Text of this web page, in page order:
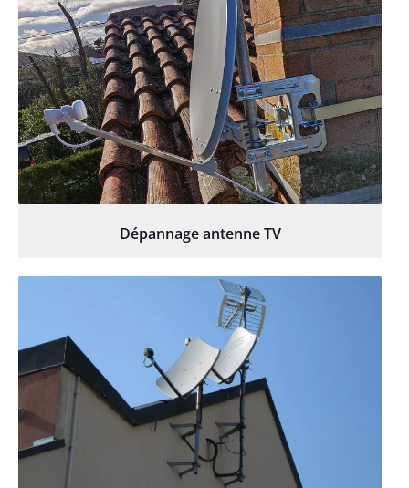
Dépannage antenne TV